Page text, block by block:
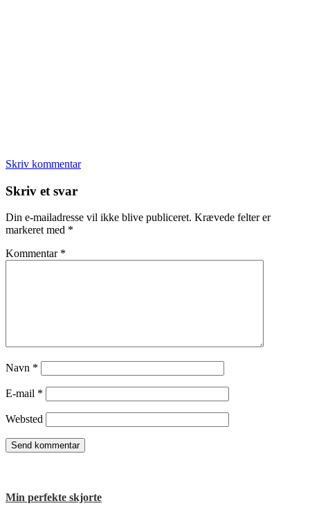
Skriv kommentar
Læserinteraktioner
Skriv et svar
Din e-mailadresse vil ikke blive publiceret. Krævede felter er
markeret med *
Kommentar *
Navn *
E-mail *
Websted
Min perfekte skjorte